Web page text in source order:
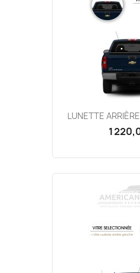
LUNETTE
1